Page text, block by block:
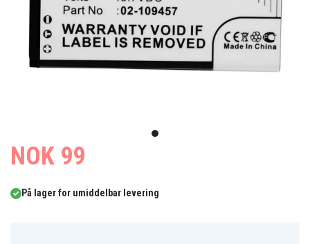
item
of
1
NOK 99
På lager for umiddelbar levering